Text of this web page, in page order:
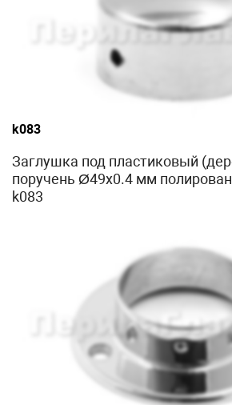
k083
Заглушка под пластиковый
поручень Ø49х0.4 мм
k083